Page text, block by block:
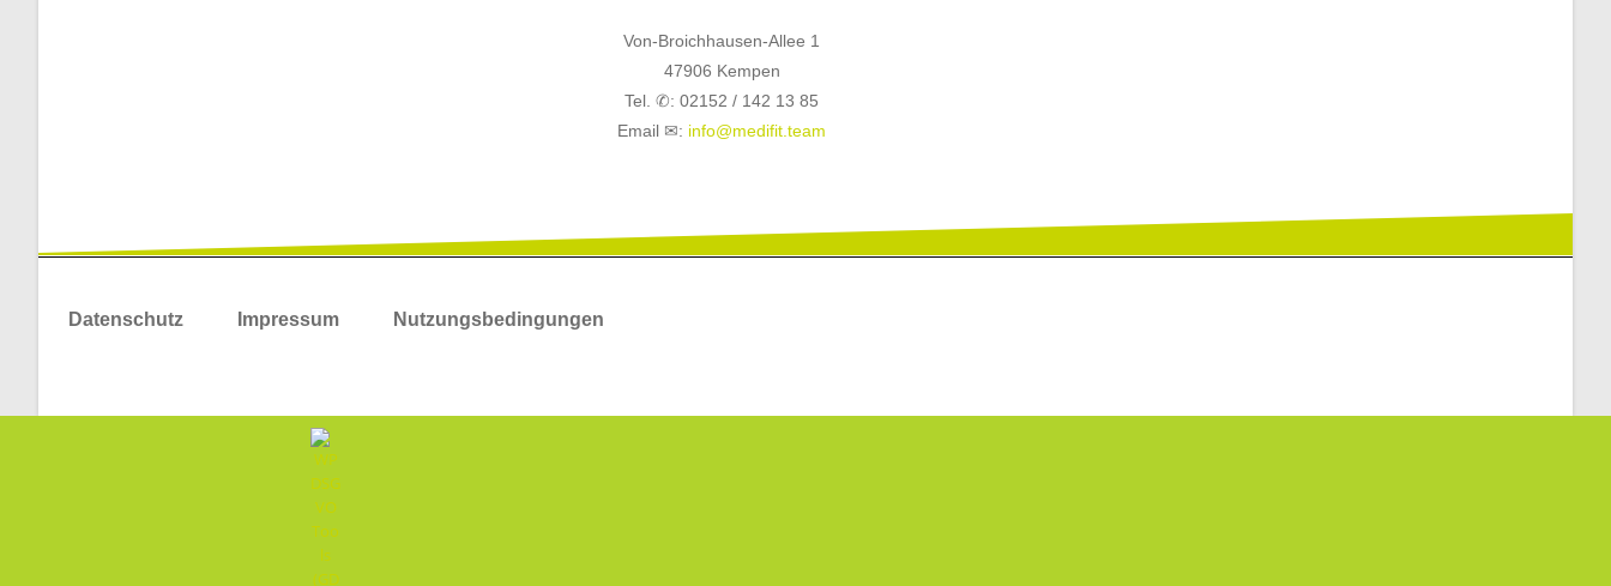
Von-Broichhausen-Allee 1
47906 Kempen
Tel. ✆: 02152 / 142 13 85
Email ✉: info@medifit.team
Datenschutz Impressum Nutzungsbedingungen